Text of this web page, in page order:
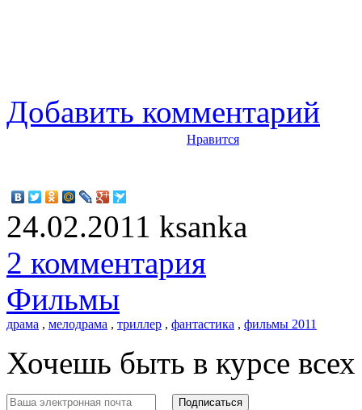
Добавить комментарий
Нравится
24.02.2011 ksanka
2 комментария
Фильмы
драма , мелодрама , триллер , фантастика , фильмы 2011
Хочешь быть в курсе